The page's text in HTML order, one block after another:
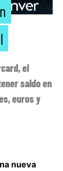
el
saldo en
euros y
nueva